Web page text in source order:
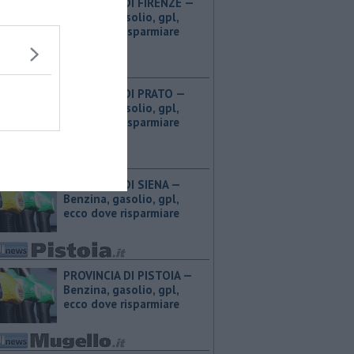
Benzina, gasolio, gpl,
ecco dove risparmiare
PROVINCIA DI PRATO — ​
Benzina, gasolio, gpl,
ecco dove risparmiare
PROVINCIA DI SIENA — ​
Benzina, gasolio, gpl,
ecco dove risparmiare
PROVINCIA DI PISTOIA — ​
Benzina, gasolio, gpl,
ecco dove risparmiare